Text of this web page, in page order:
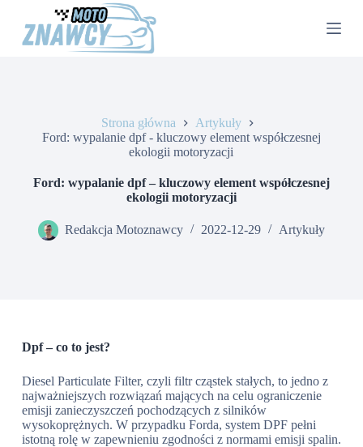
Strona główna
Artykuły
Ford: wypalanie dpf - kluczowy element współczesnej
ekologii motoryzacji
Ford: wypalanie dpf – kluczowy element współczesnej
ekologii motoryzacji
Redakcja Motoznawcy 2022-12-29 Artykuły
Dpf – co to jest?
Diesel Particulate Filter, czyli filtr cząstek stałych, to jedno z
najważniejszych rozwiązań mających na celu ograniczenie
emisji zanieczyszczeń pochodzących z silników
wysokoprężnych. W przypadku Forda, system DPF pełni
istotną rolę w zapewnieniu zgodności z normami emisji spalin.